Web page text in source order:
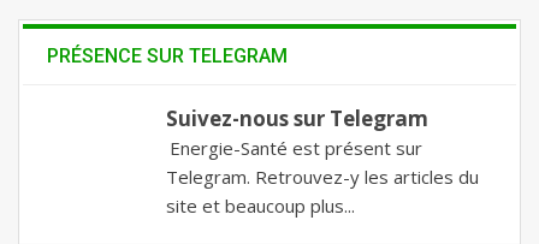
PRÉSENCE SUR TELEGRAM
Suivez-nous sur Telegram
Energie-Santé est présent sur
Telegram. Retrouvez-y les articles du
site et beaucoup plus...